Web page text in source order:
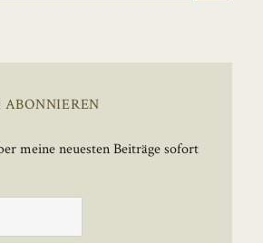
meine neuesten Beiträge sofort